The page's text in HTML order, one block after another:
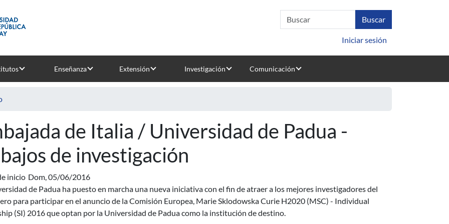
Iniciar sesión
Enseñanza Extensión Investigación Comunicación
de Italia / Universidad de Padua -
de investigación
inicio Dom, 05/06/2016
de Padua ha puesto en marcha una nueva iniciativa con el fin de atraer a los mejores investigadores del
para participar en el anuncio de la Comisión Europea, Marie Sklodowska Curie H2020 (MSC) - Individual
(SI) 2016 que optan por la Universidad de Padua como la institución de destino.